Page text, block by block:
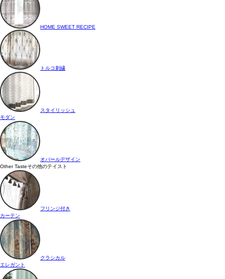
HOME SWEET RECIPE
トルコ刺繍
スタイリッシュ
モダン
オパールデザイン
Other Tasteその他のテイスト
フリンジ付き
カーテン
クラシカル
エレガント